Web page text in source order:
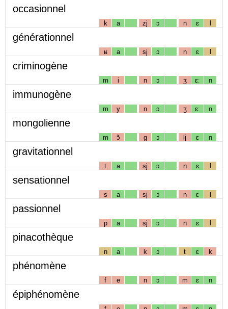
occasionnel
k a zj ɔ n ɛ l
générationnel
ʁ a sj ɔ n ɛ l
criminogène
m i n ɔ ʒ ɛː n
immunogène
m y n ɔ ʒ ɛː n
mongolienne
m ɔ̃ g ɔ lj ɛ n
gravitationnel
t a sj ɔ n ɛ l
sensationnel
s a sj ɔ n ɛ l
passionnel
p a sj ɔ n ɛ l
pinacothèque
n a k ɔ t ɛ k
phénomène
f e n ɔ m ɛ n
épiphénomène